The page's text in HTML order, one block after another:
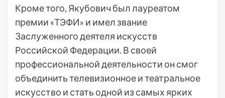
Кроме того, Якубович был лауреатом
премии «ТЭФИ» и имел звание
Заслуженного деятеля искусств
Российской Федерации. В своей
профессиональной деятельности он смог
объединить телевизионное и театральное
искусство и стать одной из самых ярких